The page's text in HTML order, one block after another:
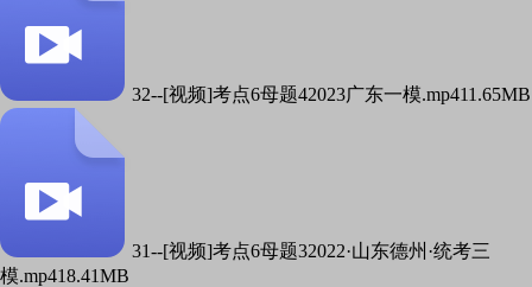
32--[视频]考点6母题42023广东一模.mp411.65MB
31--[视频]考点6母题32022·山东德州·统考三
模.mp418.41MB